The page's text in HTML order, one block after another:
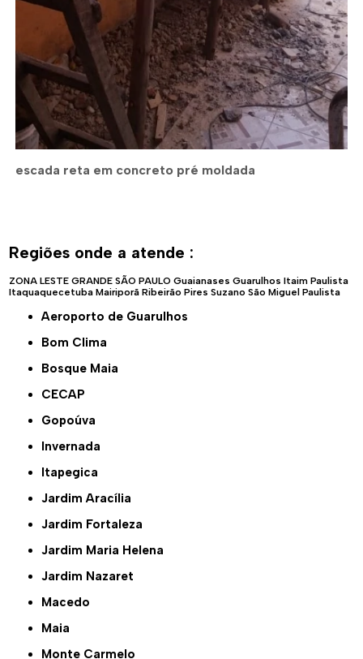
escada reta em concreto pré moldada
Regiões onde a atende :
ZONA LESTE GRANDE SÃO PAULO Guaianases Guarulhos Itaim Paulista
Itaquaquecetuba Mairiporã Ribeirão Pires Suzano São Miguel Paulista
Aeroporto de Guarulhos
Bom Clima
Bosque Maia
CECAP
Gopoúva
Invernada
Itapegica
Jardim Aracília
Jardim Fortaleza
Jardim Maria Helena
Jardim Nazaret
Macedo
Maia
Monte Carmelo